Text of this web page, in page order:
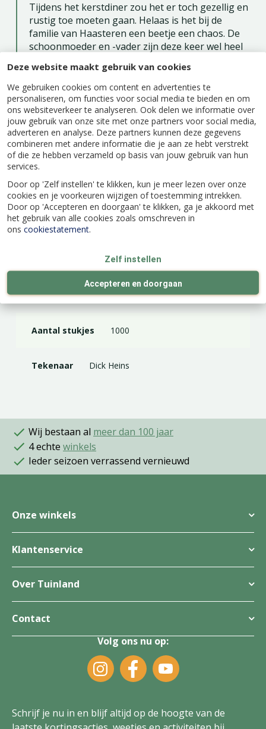
Deze website maakt gebruik van cookies
We gebruiken cookies om content en advertenties te
personaliseren, om functies voor social media te bieden en om
ons websiteverkeer te analyseren. Ook delen we informatie over
jouw gebruik van onze site met onze partners voor social media,
adverteren en analyse. Deze partners kunnen deze gegevens
combineren met andere informatie die je aan ze hebt verstrekt
of die ze hebben verzameld op basis van jouw gebruik van hun
services.
Door op 'Zelf instellen' te klikken, kun je meer lezen over onze
cookies en je voorkeuren wijzigen of toestemming intrekken.
Door op 'Accepteren en doorgaan' te klikken, ga je akkoord met
het gebruik van alle cookies zoals omschreven in
ons cookiestatement.
Zelf instellen
Accepteren en doorgaan
Tijdens het kerstdiner zou het er toch gezellig en
rustig toe moeten gaan. Helaas is het bij de
familie van Haasteren een beetje een chaos. De
schoonmoeder en -vader zijn deze keer wel heel
octopus heeft het zeker niet naar zijn zin en de
boef gaat er met het speenvarken vandoor.
Specificaties
EAN code 8721017606635
Merk Jumbo
68
Breedte (cm) 49
Aantal stukjes 1000
Tekenaar Dick Heins
Wij bestaan al meer dan 100 jaar
4 echte winkels
Ieder seizoen verrassend vernieuwd
Onze winkels
Klantenservice
Over Tuinland
Contact
Volg ons nu op:
Schrijf je nu in en blijf altijd op de hoogte van de